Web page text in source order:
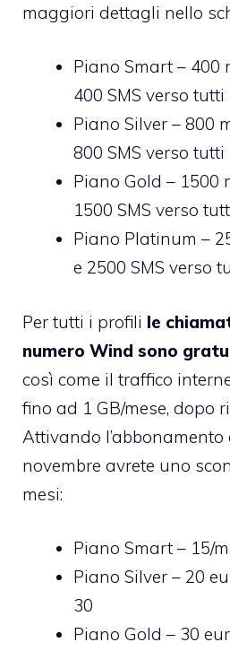
maggiori dettagli nello
Piano Smart – 400
400 SMS verso tutti
Piano Silver – 800
800 SMS verso tutti
Piano Gold – 1500
1500 SMS verso
Piano Platinum –
e 2500 SMS verso
Per tutti i profili le
numero Wind sono
così come il traffico
fino ad 1 GB/mese, dopo
Attivando l’abbonamento
novembre avrete uno
mesi:
Piano Smart – 15/
Piano Silver – 20
30
Piano Gold – 30